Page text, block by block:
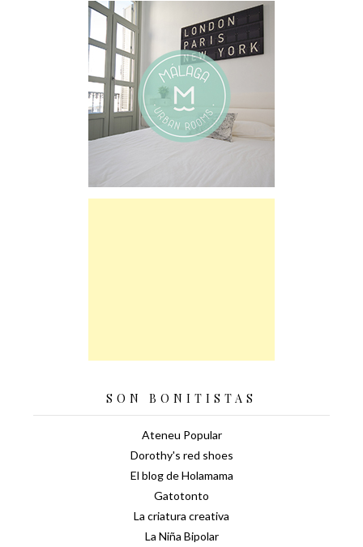
SON BONITISTAS
Ateneu Popular
Dorothy's red shoes
El blog de Holamama
Gatotonto
La criatura creativa
La Niña Bipolar